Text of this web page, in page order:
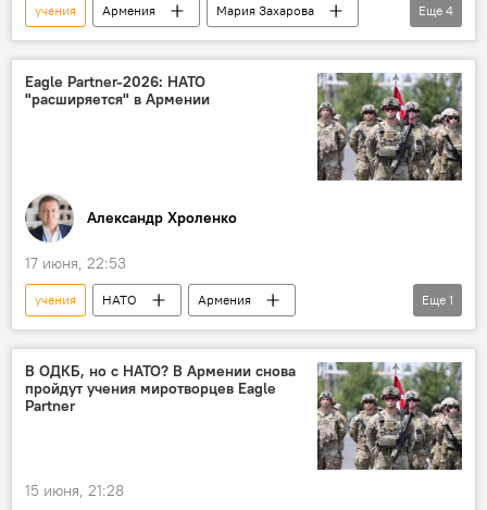
учения Армения
Мария Захарова
НАТО
Политика
Новости Армения
Видео
Еще 4
Eagle Partner-2026: НАТО
"расширяется" в Армении
Александр Хроленко
17 июня, 22:53
учения НАТО
Армения
Колумнисты
Еще 1
В ОДКБ, но с НАТО? В Армении снова
пройдут учения миротворцев Eagle
Partner
15 июня, 21:28